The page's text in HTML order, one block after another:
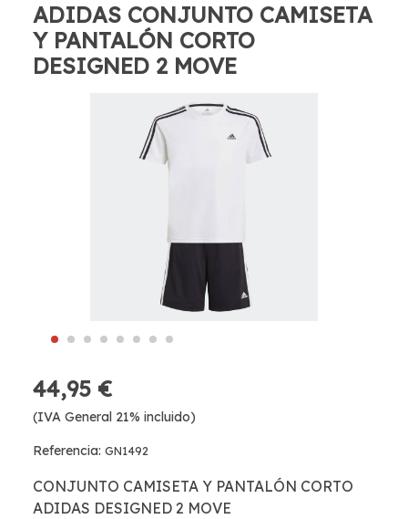
ADIDAS CONJUNTO CAMISETA
Y PANTALÓN CORTO
DESIGNED 2 MOVE
44,95 €
(IVA General 21% incluido)
Referencia: GN1492
CONJUNTO CAMISETA Y PANTALÓN CORTO
ADIDAS DESIGNED 2 MOVE